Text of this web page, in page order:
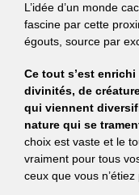
L’idée d’un monde
fascine par cette
égouts, source par
Ce tout s’est
divinités, de
qui viennent
nature qui se
choix est vaste et le
vraiment pour tous
ceux que vous